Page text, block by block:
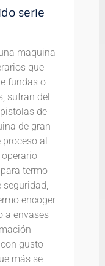
serie
maquina
que
fundas o
sufran del
de
de gran
al
termo
seguridad,
encoger
a envases
gusto
más se